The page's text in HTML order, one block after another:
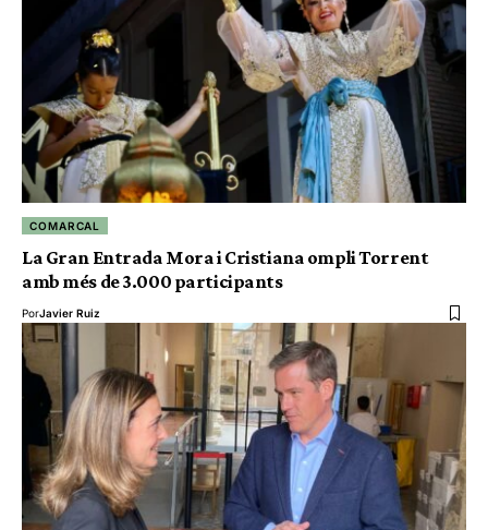
COMARCAL
La Gran Entrada Mora i Cristiana ompli Torrent
amb més de 3.000 participants
PorJavier Ruiz